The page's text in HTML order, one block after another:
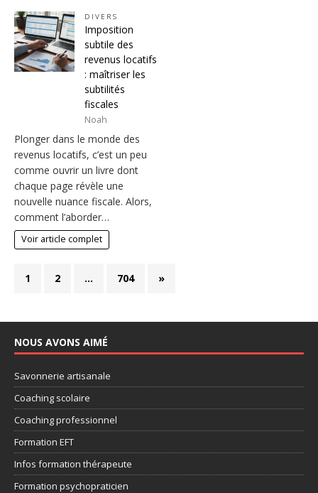
DIVERS
Imposition
subtile des
revenus locatifs
: maîtriser les
subtilités
fiscales
Noah
Plonger dans le monde des
revenus locatifs, c’est un peu
comme ouvrir un livre dont
chaque page révèle une
nouvelle nuance fiscale. Alors,
comment l’aborder…
Voir article complet
1 2 … 704 »
NOUS AVONS AIMÉ
Savonnerie artisanale
Coaching scolaire
Coaching professionnel
Formation EFT
Infos formation thérapeute
Formation psychopraticien